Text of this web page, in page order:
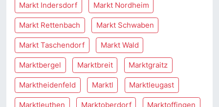
Markt Indersdorf Markt Nordheim
Markt Rettenbach Markt Schwaben
Markt Taschendorf Markt Wald
Marktbergel Marktbreit Marktgraitz
Marktheidenfeld Marktl Marktleugast
Marktleuthen Marktoberdorf Marktoffingen